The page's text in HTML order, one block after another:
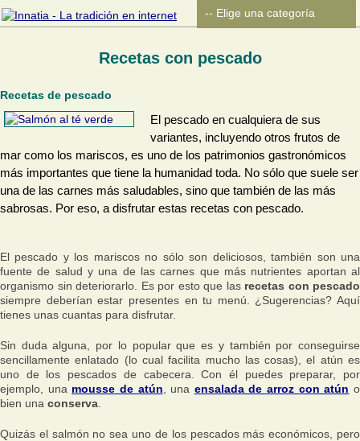
Recetas con pescado
Recetas de pescado
El pescado en cualquiera de sus
variantes, incluyendo otros frutos de
mar como los mariscos, es uno de los patrimonios gastronómicos
más importantes que tiene la humanidad toda. No sólo que suele ser
una de las carnes más saludables, sino que también de las más
sabrosas. Por eso, a disfrutar estas recetas con pescado.
El pescado y los mariscos no sólo son deliciosos, también son una
fuente de salud y una de las carnes que más nutrientes aportan al
organismo sin deteriorarlo. Es por esto que las recetas con pescado
siempre deberían estar presentes en tu menú. ¿Sugerencias? Aquí
tienes unas cuantas para disfrutar.
Sin duda alguna, por lo popular que es y también por conseguirse
sencillamente enlatado (lo cual facilita mucho las cosas), el atún es
uno de los pescados de cabecera. Con él puedes preparar, por
ejemplo, una mousse de atún , una ensalada de arroz con atún o
bien una conserva
Quizás el salmón no sea uno de los pescados más económicos, pero